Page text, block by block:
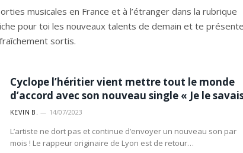
musicales en France et à l’étranger dans la rubrique
pour toi les nouveaux talents de demain et te présente
sortis.
Cyclope l’héritier vient mettre tout le monde
d’accord avec son nouveau single « Je le
KEVIN B. 14/07/2023
L’artiste ne dort pas et continue d’envoyer un nouveau son par
mois ! Le rappeur originaire de Lyon est de retour…